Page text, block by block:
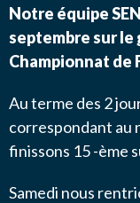
Notre équipe
septembre sur le
Championnat de
Au terme des 2
correspondant au
finissons 15 -ème
Samedi nous
J’autorise
ETRETAT à